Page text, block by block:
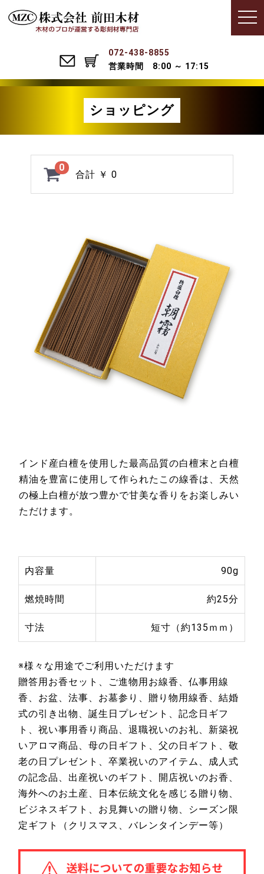
072-438-8855
営業時間 8:00 ～ 17:15
t
o
v
ショッピング
0
合計 ￥ 0
Menu
インド産白檀を使用した最高品質の白檀末と白檀
精油を豊富に使用して作られたこの線香は、天然
の極上白檀が放つ豊かで甘美な香りをお楽しみい
ただけます。
内容量 90g
燃焼時間 約25分
寸法 短寸（約135ｍｍ）
※様々な用途でご利用いただけます
贈答用お香セット、ご進物用お線香、仏事用線
香、お盆、法事、お墓参り、贈り物用線香、結婚
式の引き出物、誕生日プレゼント、記念日ギフ
ト、祝い事用香り商品、退職祝いのお礼、新築祝
いアロマ商品、母の日ギフト、父の日ギフト、敬
老の日プレゼント、卒業祝いのアイテム、成人式
の記念品、出産祝いのギフト、開店祝いのお香、
海外へのお土産、日本伝統文化を感じる贈り物、
ビジネスギフト、お見舞いの贈り物、シーズン限
定ギフト（クリスマス、バレンタインデー等）